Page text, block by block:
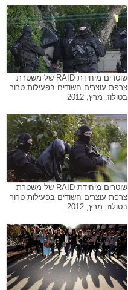
שוטרים מיחידת RAID של משטרת
צרפת עוצרים חשודים בפעילות טרור
בטולוז. מרץ, 2012
שוטרים מיחידת RAID של משטרת
צרפת עוצרים חשודים בפעילות טרור
בטולוז. מרץ, 2012